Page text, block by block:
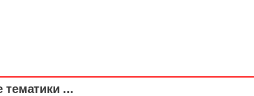
тематики ...